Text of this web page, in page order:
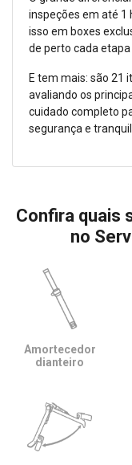
inspeções em até 1
isso em boxes
de perto cada
E tem mais: são 21
avaliando os
cuidado completo
segurança e
Confira quais
no
Amortecedor
dianteiro